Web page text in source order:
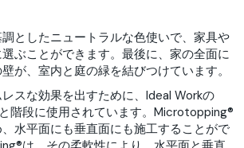
としたニュートラルな色使いで、家具や
ぶことができます。最後に、家の全面に
が、室内と庭の緑を結びつけています。
スな効果を出すために、Ideal Workの
階段に使用されています。Microtopping®
水平面にも垂直面にも施工することがで